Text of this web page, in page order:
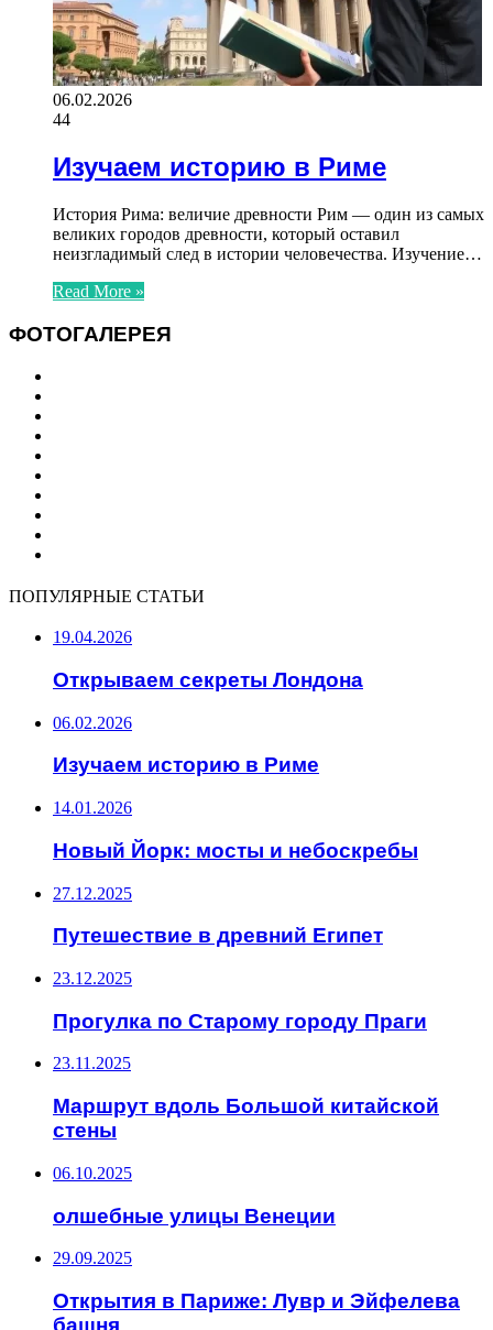
06.02.2026
44
Изучаем историю в Риме
История Рима: величие древности Рим — один из самых
великих городов древности, который оставил
неизгладимый след в истории человечества. Изучение…
Read More »
ФОТОГАЛЕРЕЯ
ПОПУЛЯРНЫЕ СТАТЬИ
19.04.2026
Открываем секреты Лондона
06.02.2026
Изучаем историю в Риме
14.01.2026
Новый Йорк: мосты и небоскребы
27.12.2025
Путешествие в древний Египет
23.12.2025
Прогулка по Старому городу Праги
23.11.2025
Маршрут вдоль Большой китайской
стены
06.10.2025
олшебные улицы Венеции
29.09.2025
Открытия в Париже: Лувр и Эйфелева
башня